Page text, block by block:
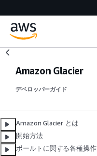
Amazon Glacier
デベロッパーガイド
Amazon Glacier とは
開始方法
ボールトに関する各種操作